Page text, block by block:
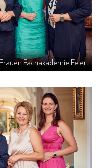
Frauen Fachakademie Feiert